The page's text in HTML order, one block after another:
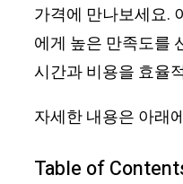
가격에 만나보세요.
에게 높은 만족도를
시간과 비용을 효율
자세한 내용은 아래
Table of